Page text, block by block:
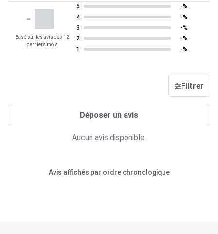
-
Basé sur les avis des 12
derniers mois
5
-%
4
-%
3
-%
2
-%
1
-%
Filtrer
Déposer un avis
Aucun avis disponible.
Avis affichés par ordre chronologique